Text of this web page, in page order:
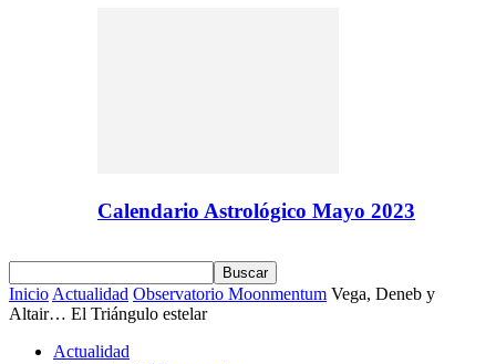
Calendario Astrológico Mayo 2023
Inicio Actualidad Observatorio Moonmentum Vega, Deneb y
Altair… El Triángulo estelar
Actualidad